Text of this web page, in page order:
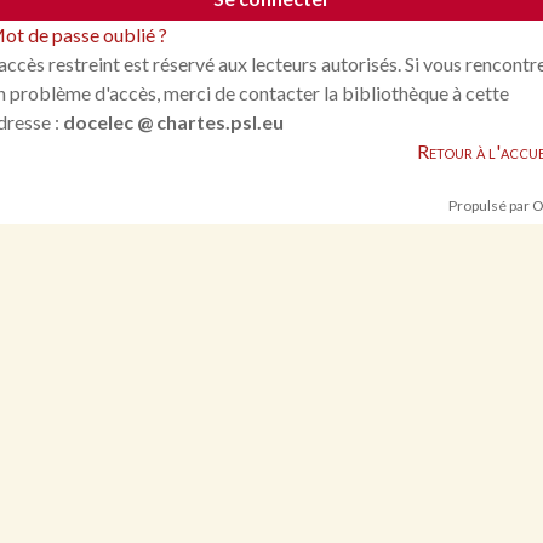
de passe oublié ?
restreint est réservé aux lecteurs autorisés. Si vous
problème d'accès, merci de contacter la bibliothèque à cette
: docelec @ chartes.psl.eu
Retour à
Propulsé par